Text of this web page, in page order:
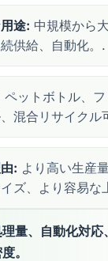
途: 中規模から
続供給、自動化。.
ペットボトル、
混合リサイクル
: より高い生産
ズ、より容易な
量、自動化対応
。